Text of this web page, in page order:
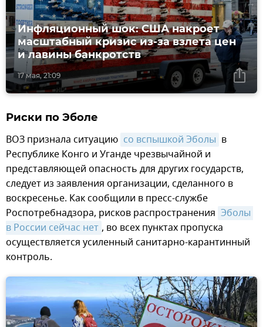
17 мая, 21:09
Инфляционный шок: США накроет
масштабный кризис из-за взлета цен
и лавины банкротств
Риски по Эболе
ВОЗ признала ситуацию со вспышкой Эболы в
Республике Конго и Уганде чрезвычайной и
представляющей опасность для других государств,
следует из заявления организации, сделанного в
воскресенье. Как сообщили в пресс-службе
Роспотребнадзора, рисков распространения Эболы
в России сейчас нет , во всех пунктах пропуска
осуществляется усиленный санитарно-карантинный
контроль.